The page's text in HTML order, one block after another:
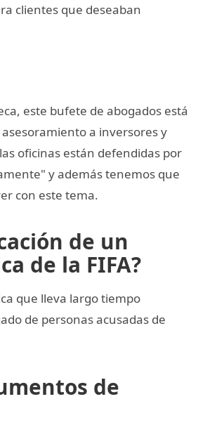
clientes que deseaban
este bufete de abogados está
a inversores y
oficinas están defendidas por
y además tenemos que
con este tema.
de un
de la FIFA?
que lleva largo tiempo
de personas acusadas de
de